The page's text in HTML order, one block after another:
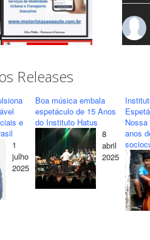
Seguir
🥂❤️
Releases
e
1
julho
2025
Boa música embala
espetáculo de 15 Anos
do Instituto Hatus
8
abril
2025
Nossa
anos